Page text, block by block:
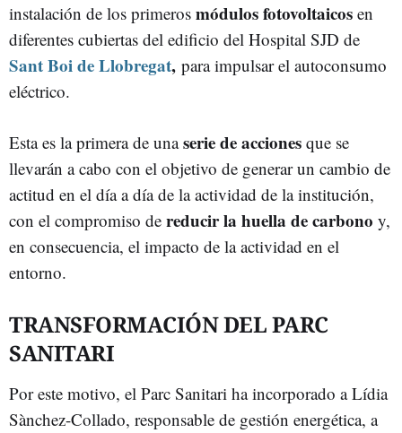
instalación de los primeros módulos fotovoltaicos en
diferentes cubiertas del edificio del Hospital SJD de
Sant Boi de Llobregat, para impulsar el autoconsumo
eléctrico.
Esta es la primera de unaserie de acciones que se
llevarán a cabo con el objetivo de generar un cambio de
actitud en el día a día de la actividad de la institución,
con el compromiso de reducir la huella de carbono y,
en consecuencia, el impacto de la actividad en el
entorno.
TRANSFORMACIÓN DEL PARC
SANITARI
Por este motivo, el Parc Sanitari ha incorporado a Lídia
Sànchez-Collado, responsable de gestión energética, a